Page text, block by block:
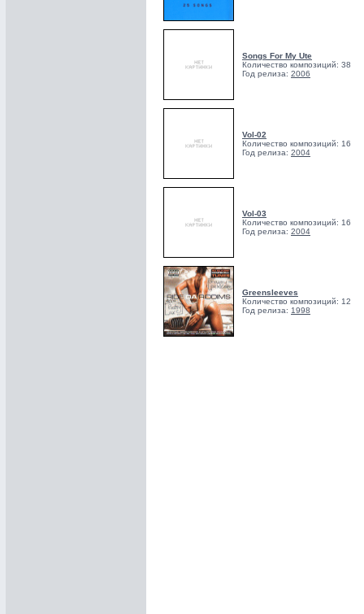
Songs For My Ute
Количество композиций: 38
Год релиза: 2006
Vol-02
Количество композиций: 16
Год релиза: 2004
Vol-03
Количество композиций: 16
Год релиза: 2004
Greensleeves
Количество композиций: 12
Год релиза: 1998